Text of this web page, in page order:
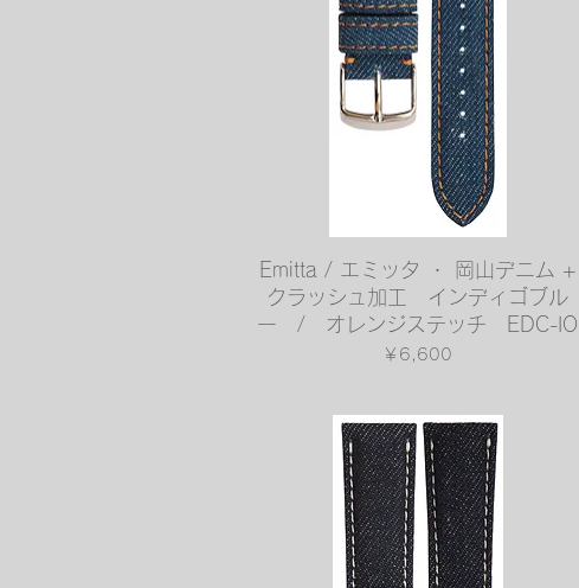
クイックビュー
Emitta / エミッタ ・ 岡山デニム +
クラッシュ加工 インディゴブル
ー / オレンジステッチ EDC-IO
価格
￥6,600